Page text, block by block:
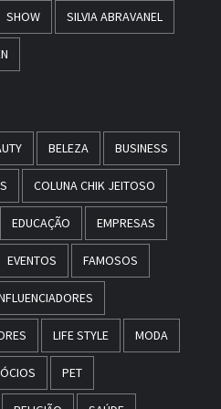
SHOW SILVIA ABRAVANEL
BELEZA BUSINESS
COLUNA CHIK JEITOSO
EDUCAÇÃO EMPRESAS
EVENTOS FAMOSOS
LIFE STYLE MODA
PET